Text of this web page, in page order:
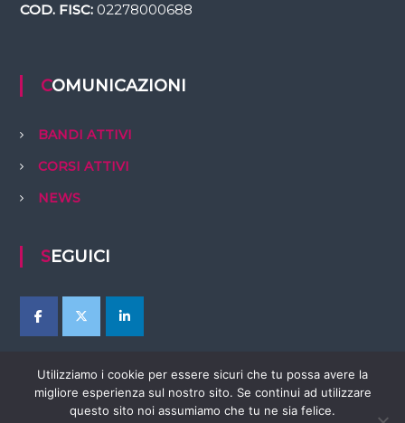
COD. FISC:02278000688
COMUNICAZIONI
BANDI ATTIVI
CORSI ATTIVI
NEWS
SEGUICI
Utilizziamo i cookie per essere sicuri che tu possa avere la
migliore esperienza sul nostro sito. Se continui ad utilizzare
questo sito noi assumiamo che tu ne sia felice.